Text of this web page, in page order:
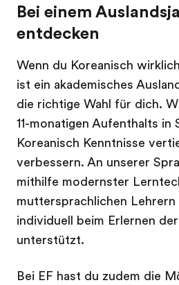
Bei einem
entdecken
Wenn du Koreanisch
ist ein akademisches
die richtige Wahl für dich.
11-monatigen Aufenthalts in
Koreanisch Kenntnisse
verbessern. An unserer
mithilfe modernster
muttersprachlichen
individuell beim Erlernen
unterstützt.
Bei EF hast du zudem die